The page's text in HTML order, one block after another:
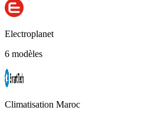
Electroplanet
6 modèles
Climatisation Maroc